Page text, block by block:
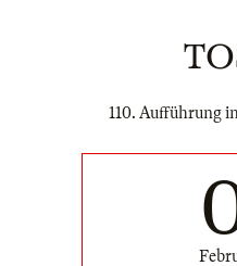
110. Aufführung